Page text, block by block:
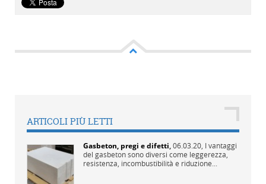
ARTICOLI PIÙ LETTI
Gasbeton, pregi e difetti,06.03.20, I vantaggi
del gasbeton sono diversi come leggerezza,
resistenza, incombustibilità e riduzione...